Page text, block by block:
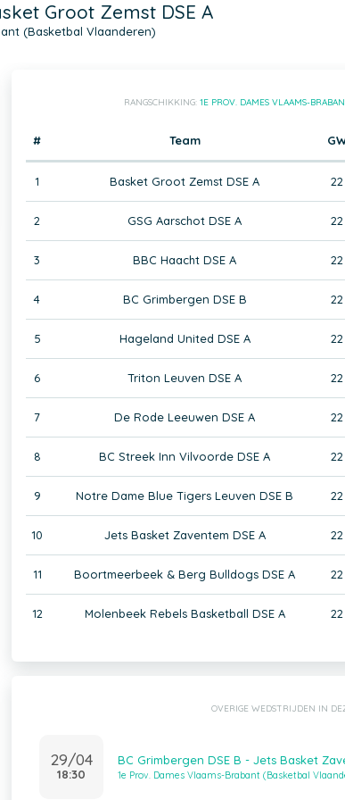
Groot Zemst DSE A
(Basketbal Vlaanderen)
RANGSCHIKKING: 1E PROV. DAMES VLAAMS-
# Team
1 Basket Groot Zemst DSE A 22
2 GSG Aarschot DSE A 22
3 BBC Haacht DSE A 22
4 BC Grimbergen DSE B 22
5 Hageland United DSE A 22
6 Triton Leuven DSE A 22
7 De Rode Leeuwen DSE A 22
8 BC Streek Inn Vilvoorde DSE A 22
9 Notre Dame Blue Tigers Leuven DSE B 22
10 Jets Basket Zaventem DSE A 22
11 Boortmeerbeek & Berg Bulldogs DSE A 22
12 Molenbeek Rebels Basketball DSE A 22
OVERIGE WEDSTRIJDEN IN
29/04
18:30
BC Grimbergen DSE B - Jets Basket
1e Prov. Dames Vlaams-Brabant (Basketbal